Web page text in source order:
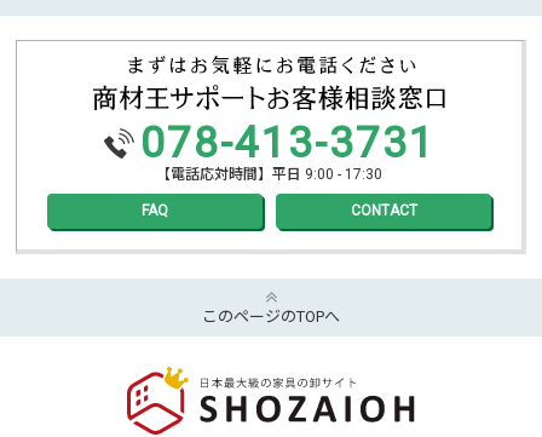
078-413-3731
【電話応対時間】平日 9:00 - 17:30
FAQ CONTACT
このページのTOPへ